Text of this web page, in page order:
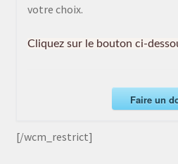
votre choix.
Cliquez sur le bouton ci-
Faire un
[/wcm_restrict]